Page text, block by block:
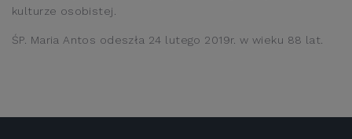
kulturze osobistej.
ŚP. Maria Antos odeszła 24 lutego 2019r. w wieku 88 lat.